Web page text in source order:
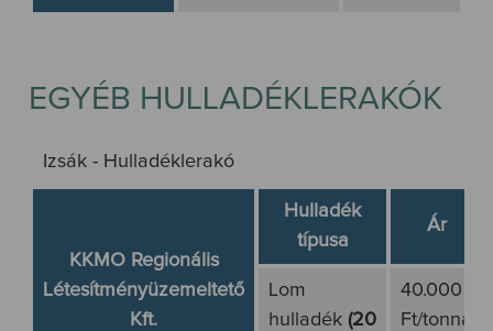
EGYÉB HULLADÉKLERAKÓK
Izsák - Hulladéklerakó
KKMO Regionális
Létesítményüzemeltető
Kft.
Hulladék
típusa
Ár
Lom
hulladék (20
40.000
Ft/tonna